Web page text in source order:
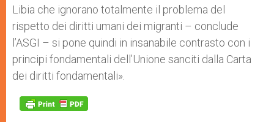
Libia che ignorano totalmente il problema del
rispetto dei diritti umani dei migranti – conclude
l’ASGI – si pone quindi in insanabile contrasto con i
principi fondamentali dell’Unione sanciti dalla Carta
dei diritti fondamentali».